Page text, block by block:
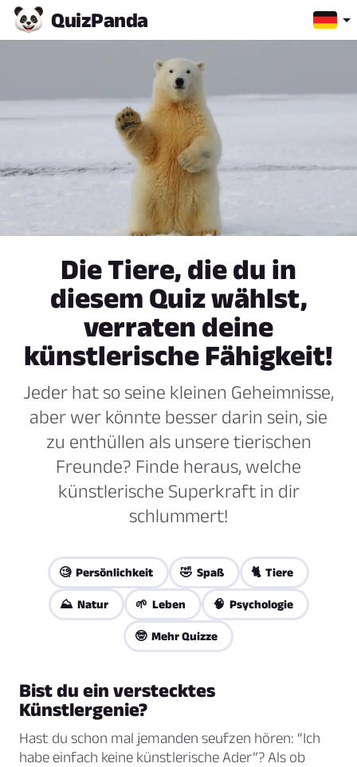
QuizPanda
Die Tiere, die du in
diesem Quiz wählst,
verraten deine
künstlerische Fähigkeit!
Jeder hat so seine kleinen Geheimnisse,
aber wer könnte besser darin sein, sie
zu enthüllen als unsere tierischen
Freunde? Finde heraus, welche
künstlerische Superkraft in dir
schlummert!
🧐 Persönlichkeit 🤣 Spaß 🐈 Tiere
⛰️ Natur 🌱 Leben 🧠 Psychologie
🤓 Mehr Quizze
Bist du ein verstecktes
Künstlergenie?
Hast du schon mal jemanden seufzen hören: “Ich
habe einfach keine künstlerische Ader”?Als ob